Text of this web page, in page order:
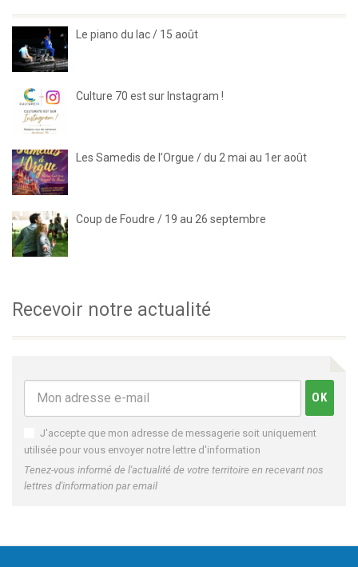
Le piano du lac / 15 août
Culture 70 est sur Instagram !
Les Samedis de l’Orgue / du 2 mai au 1er août
Coup de Foudre / 19 au 26 septembre
Recevoir notre actualité
J'accepte que mon adresse de messagerie soit uniquement
utilisée pour vous envoyer notre lettre d'information
Tenez-vous informé de l'actualité de votre territoire en recevant nos
lettres d'information par email